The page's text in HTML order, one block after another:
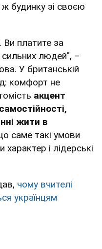
будинку зі своєю
Ви платите за
людей", –
У британській
комфорт не
акцент
жити в
саме такі умови
і лідерські
чому вчителі
українцям